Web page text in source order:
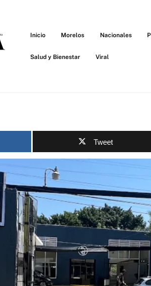
Inicio Morelos Nacionales
Salud y Bienestar Viral
Tweet